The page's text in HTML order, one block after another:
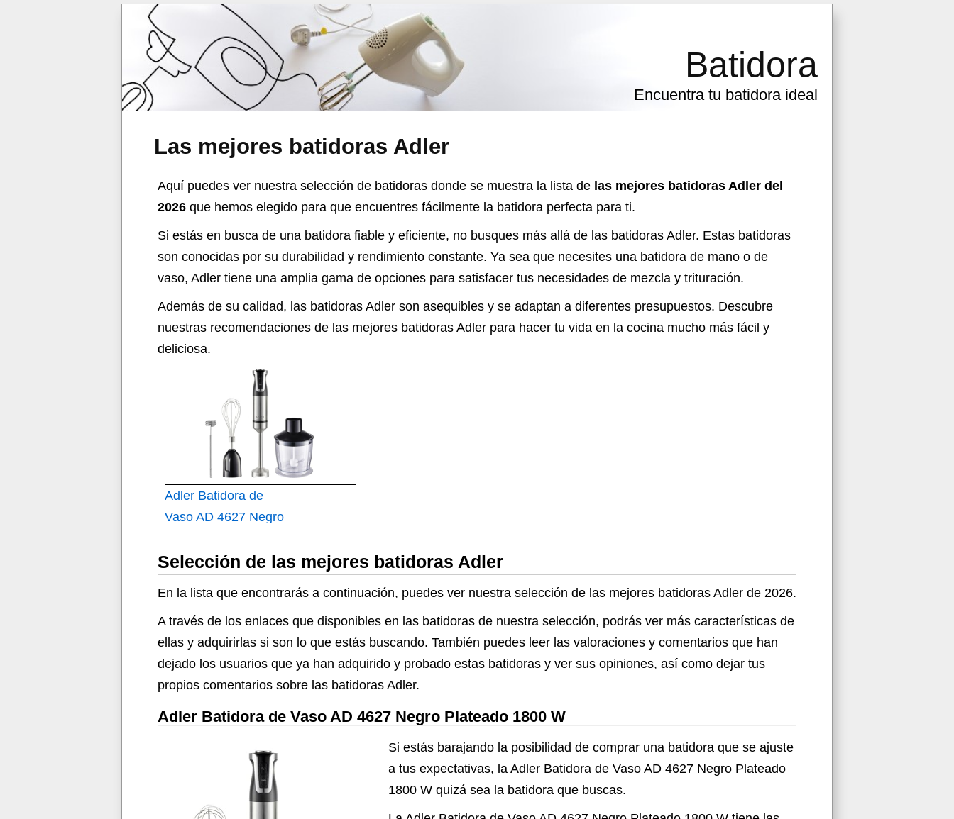
Las mejores batidoras Adler
Batidora
Encuentra tu batidora ideal
Aquí puedes ver nuestra selección de batidoras donde se muestra la lista de las mejores batidoras Adler del
2026 que hemos elegido para que encuentres fácilmente la batidora perfecta para ti.
Si estás en busca de una batidora fiable y eficiente, no busques más allá de las batidoras Adler. Estas batidoras
son conocidas por su durabilidad y rendimiento constante. Ya sea que necesites una batidora de mano o de
vaso, Adler tiene una amplia gama de opciones para satisfacer tus necesidades de mezcla y trituración.
Además de su calidad, las batidoras Adler son asequibles y se adaptan a diferentes presupuestos. Descubre
nuestras recomendaciones de las mejores batidoras Adler para hacer tu vida en la cocina mucho más fácil y
deliciosa.
Adler Batidora de
Vaso AD 4627 Negro
Selección de las mejores batidoras Adler
En la lista que encontrarás a continuación, puedes ver nuestra selección de las mejores batidoras Adler de 2026.
A través de los enlaces que disponibles en las batidoras de nuestra selección, podrás ver más características de
ellas y adquirirlas si son lo que estás buscando. También puedes leer las valoraciones y comentarios que han
dejado los usuarios que ya han adquirido y probado estas batidoras y ver sus opiniones, así como dejar tus
propios comentarios sobre las batidoras Adler.
Adler Batidora de Vaso AD 4627 Negro Plateado 1800 W
Si estás barajando la posibilidad de comprar una batidora que se ajuste
a tus expectativas, la Adler Batidora de Vaso AD 4627 Negro Plateado
1800 W quizá sea la batidora que buscas.